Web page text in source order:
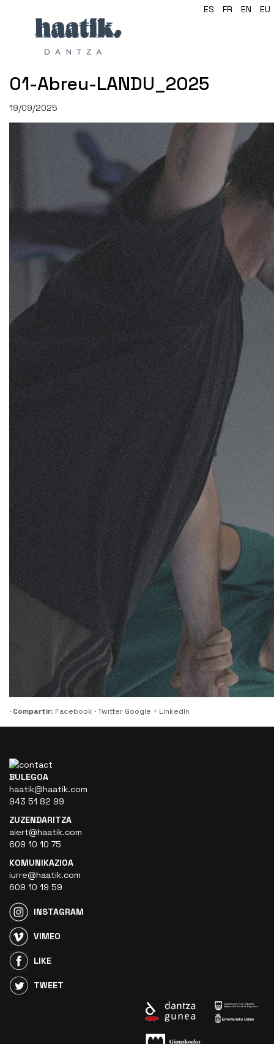
ES FR EN EU
01-Abreu-LANDU_2025
19/09/2025
· Compartir: Facebook ·Twitter Google + LinkedIn
BULEGOA
haatik@haatik.com
943 51 82 99
ZUZENDARITZA
aiert@haatik.com
609 10 10 75
KOMUNIKAZIOA
iurre@haatik.com
609 10 19 59
INSTAGRAM
VIMEO
LIKE
TWEET